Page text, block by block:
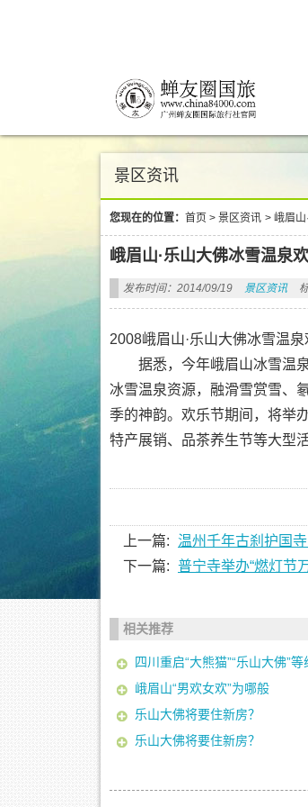
景区资讯
您现在的位置： 首页 > 景区资讯 > 峨眉
峨眉山·乐山大佛冰雪温泉
发布时间：2014/09/19 景区资讯
2008峨眉山·乐山大佛冰雪温
据悉，今年峨眉山冰雪温泉
冰雪温泉资源，融滑雪赏雪、
季的神韵。欢乐节期间，将举
特产展销、品茶养生节等大型活
上一篇: 温州千年古刹护国
下一篇: 普宁寺举办“燃灯节
相关推荐
四川重启“大熊猫”“乐山大佛”等
峨眉山“男欢女欢”为哪般
乐山大佛将要住新房？
乐山大佛将要住新房？